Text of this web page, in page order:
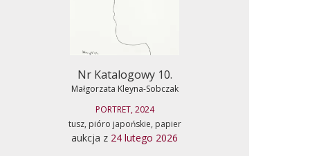
Nr Katalogowy 10.
Małgorzata Kleyna-Sobczak
PORTRET, 2024
tusz, pióro japońskie, papier
aukcja z 24 lutego 2026